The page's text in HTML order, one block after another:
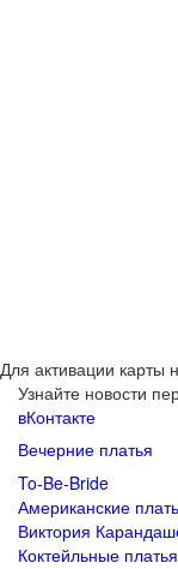
Для активации карты
Узнайте новости
вКонтакте
Вечерние платья
To-Be-Bride
Американские
Виктория
Коктейльные платья